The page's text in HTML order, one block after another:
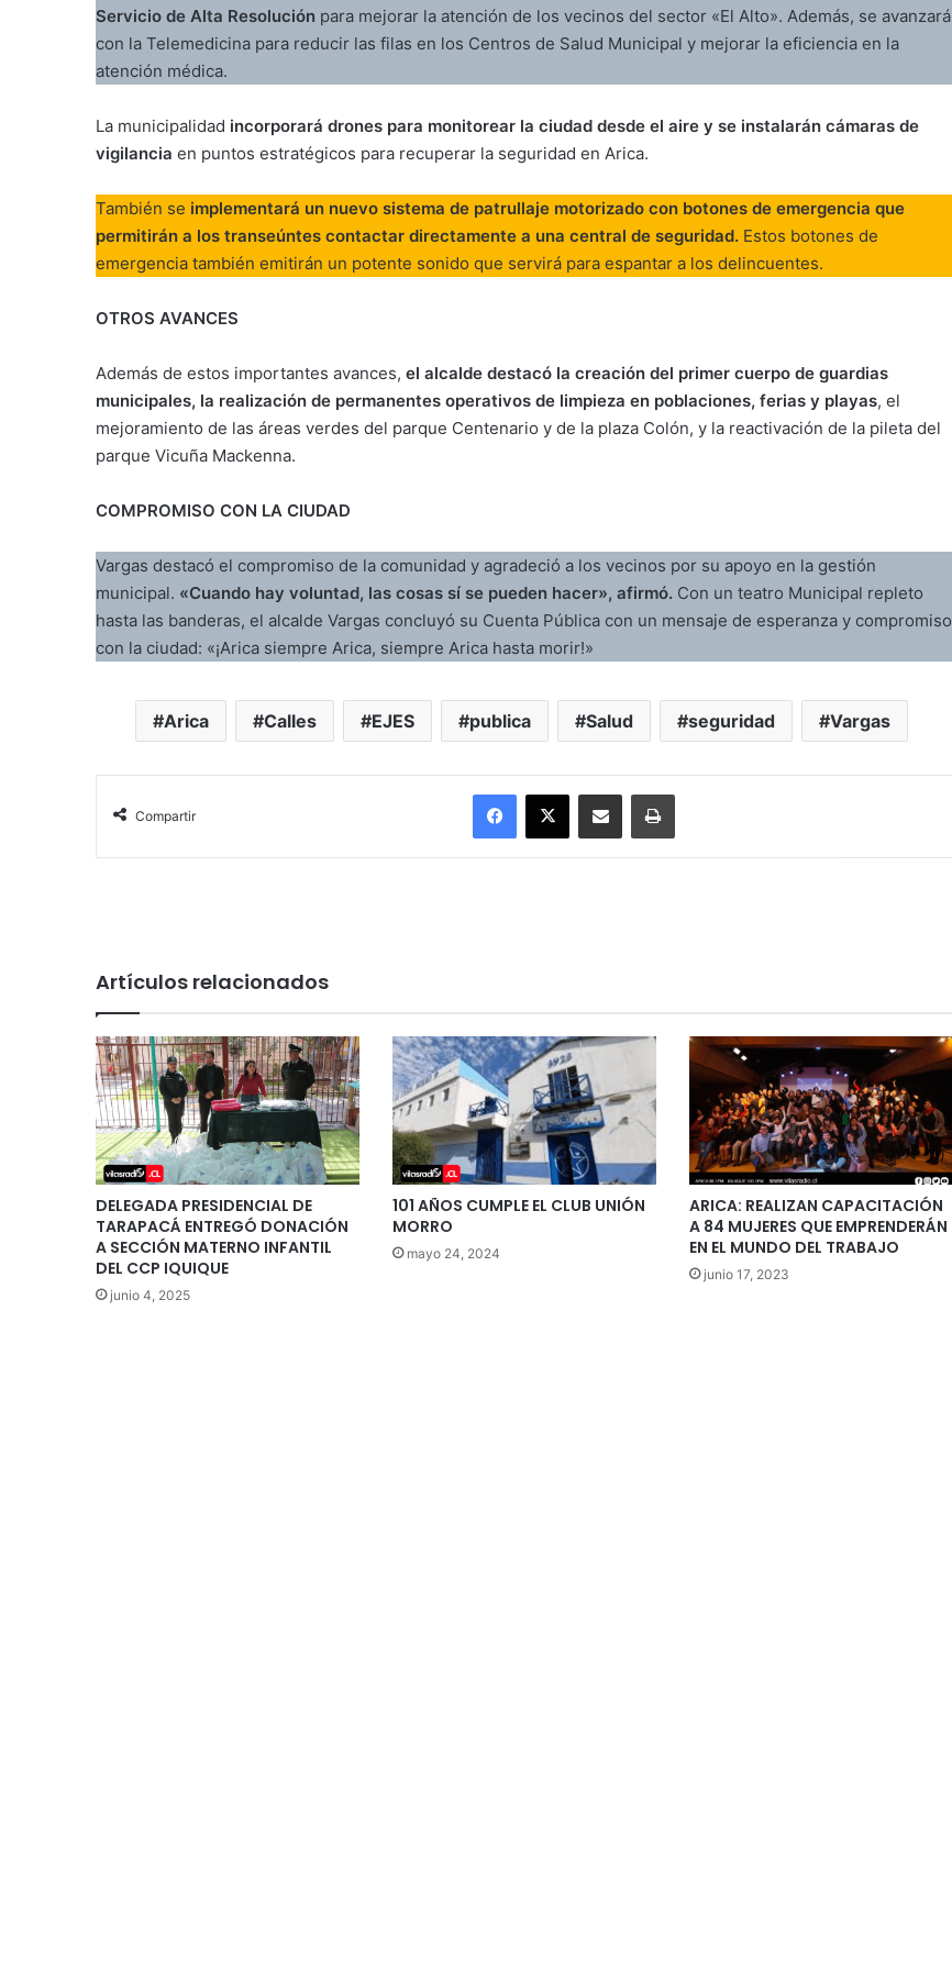
Servicio de Alta Resolución para mejorar la atención de los vecinos del sector «El Alto». Además, se avanzará
con la Telemedicina para reducir las filas en los Centros de Salud Municipal y mejorar la eficiencia en la
atención médica.
La municipalidad incorporará drones para monitorear la ciudad desde el aire y se instalarán cámaras de
vigilancia en puntos estratégicos para recuperar la seguridad en Arica.
También se implementará un nuevo sistema de patrullaje motorizado con botones de emergencia que
permitirán a los transeúntes contactar directamente a una central de seguridad. Estos botones de
emergencia también emitirán un potente sonido que servirá para espantar a los delincuentes.
OTROS AVANCES
Además de estos importantes avances, el alcalde destacó la creación del primer cuerpo de guardias
municipales, la realización de permanentes operativos de limpieza en poblaciones, ferias y playas, el
mejoramiento de las áreas verdes del parque Centenario y de la plaza Colón, y la reactivación de la pileta del
parque Vicuña Mackenna.
COMPROMISO CON LA CIUDAD
Vargas destacó el compromiso de la comunidad y agradeció a los vecinos por su apoyo en la gestión
municipal. «Cuando hay voluntad, las cosas sí se pueden hacer», afirmó. Con un teatro Municipal repleto
hasta las banderas, el alcalde Vargas concluyó su Cuenta Pública con un mensaje de esperanza y compromiso
con la ciudad: «¡Arica siempre Arica, siempre Arica hasta morir!»
Arica Calles EJES publica Salud seguridad Vargas
Compartir
Facebook
X Enviar vía email Imprimir
Artículos relacionados
DELEGADA PRESIDENCIAL DE
TARAPACÁ ENTREGÓ DONACIÓN
A SECCIÓN MATERNO INFANTIL
DEL CCP IQUIQUE
junio 4, 2025
101 AÑOS CUMPLE EL CLUB UNIÓN
MORRO
mayo 24, 2024
ARICA: REALIZAN CAPACITACIÓN
A 84 MUJERES QUE EMPRENDERÁN
EN EL MUNDO DEL TRABAJO
junio 17, 2023